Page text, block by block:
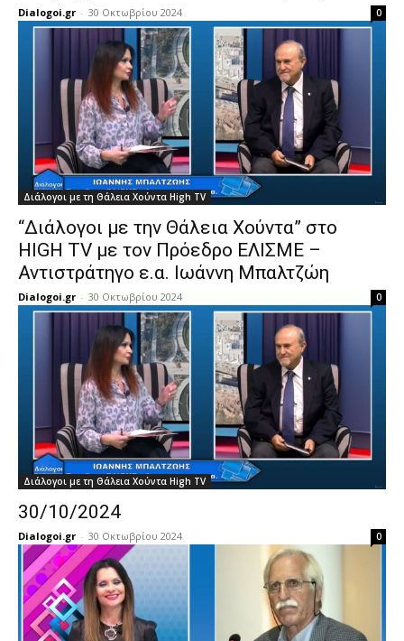
Dialogoi.gr - 30 Οκτωβρίου 2024 0
Διάλογοι με τη Θάλεια Χούντα High TV
“Διάλογοι με την Θάλεια Χούντα” στο
HIGH TV με τον Πρόεδρο ΕΛΙΣΜΕ –
Αντιστράτηγο ε.α. Ιωάννη Μπαλτζώη
Dialogoi.gr - 30 Οκτωβρίου 2024 0
Διάλογοι με τη Θάλεια Χούντα High TV
30/10/2024
Dialogoi.gr - 30 Οκτωβρίου 2024 0